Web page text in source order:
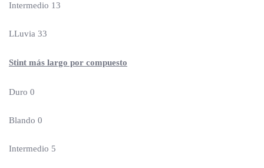
Intermedio 13
LLuvia 33
Stint más largo por compuesto
Duro 0
Blando 0
Intermedio 5